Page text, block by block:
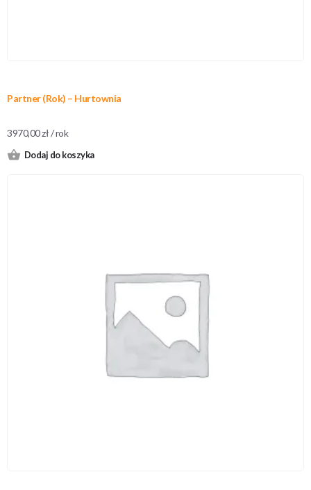
Partner (Rok) – Hurtownia
3970,00zł/ rok
Dodaj do koszyka